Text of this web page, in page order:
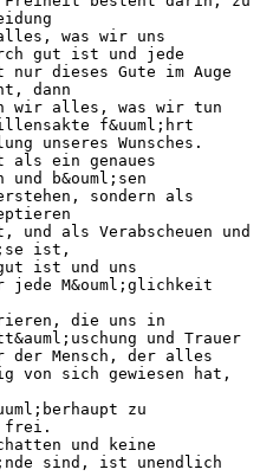
was wir uns
gut ist und jede
nur dieses Gute im Auge
dann
wir alles, was wir tun
f&uuml;hrt
unseres Wunsches.
ein genaues
b&ouml;sen
sondern als
als Verabscheuen und
ist,
ist und uns
jede M&ouml;glichkeit
die uns in
und Trauer
der Mensch, der alles
von sich gewiesen hat,
zu
frei.
und keine
sind, ist unendlich